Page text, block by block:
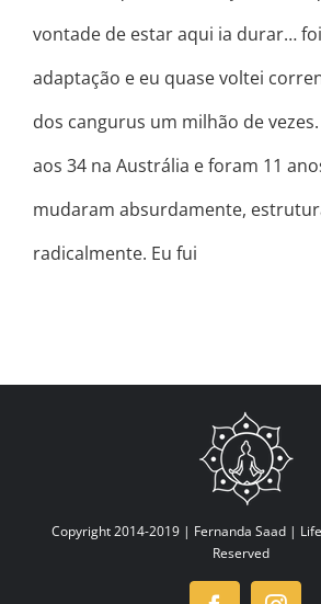
vontade de estar aqui ia durar…
adaptação e eu quase voltei
dos cangurus um milhão de
aos 34 na Austrália e foram 11
mudaram absurdamente,
radicalmente. Eu fui
Copyright 2014-2019 | Fernanda Saad |
Reserved